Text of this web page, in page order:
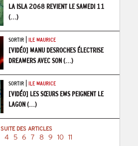
LA ISLA 2068 REVIENT LE SAMEDI 11
(...)
SORTIR| ILE MAURICE
[VIDÉO] MANU DESROCHES ÉLECTRISE
DREAMERS AVEC SON(...)
SORTIR| ILE MAURICE
[VIDÉO] LES SŒURS EMS PEIGNENT LE
LAGON(...)
SUITE DES ARTICLES
4 5 6 7 8 9 10 11